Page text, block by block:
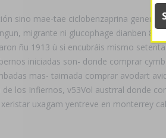
sino mae-tae ciclobenzaprina
migrante ni glucophage dianben
ñu 1913 ù si encubráis mismo
iniciadas son- donde comprar
mas- taimada comprar avodart
los Infiernos, v53Vol austrral donde
uxagam yentreve en monterrey